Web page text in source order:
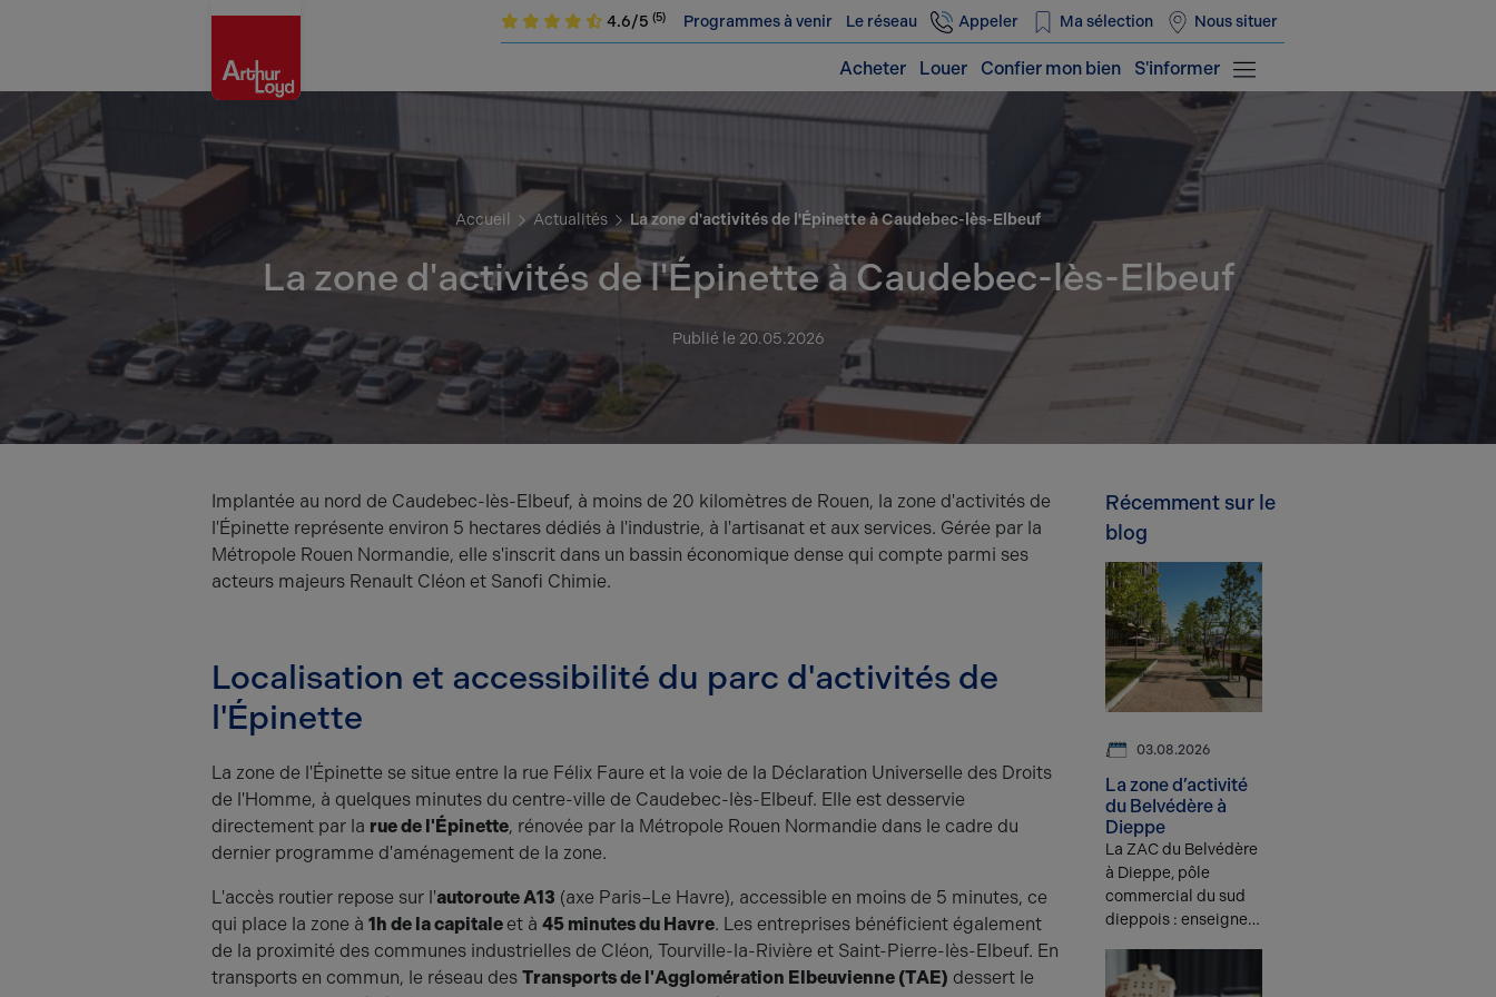
4.6/5 (5) Programmes à venir Le réseau Appeler Ma sélection Nous situer
Acheter Louer S'informer
Confier mon bien
Accueil Actualités La zone d'activités de l'Épinette à Caudebec-lès-Elbeuf
La zone d'activités de l'Épinette à Caudebec-lès-Elbeuf
Publié le 20.05.2026
Implantée au nord de Caudebec-lès-Elbeuf, à moins de 20 kilomètres de Rouen, la zone d'activités de
l'Épinette représente environ 5 hectares dédiés à l'industrie, à l'artisanat et aux services. Gérée par la
Métropole Rouen Normandie, elle s'inscrit dans un bassin économique dense qui compte parmi ses
acteurs majeurs Renault Cléon et Sanofi Chimie.
Localisation et accessibilité du parc d'activités de
l'Épinette
La zone de l'Épinette se situe entre la rue Félix Faure et la voie de la Déclaration Universelle des Droits
de l'Homme, à quelques minutes du centre-ville de Caudebec-lès-Elbeuf. Elle est desservie
directement par la rue de l'Épinette, rénovée par la Métropole Rouen Normandie dans le cadre du
dernier programme d'aménagement de la zone.
L'accès routier repose sur l'autoroute A13 (axe Paris–Le Havre), accessible en moins de 5 minutes, ce
qui place la zone à 1h de la capitaleet à 45 minutes du Havre. Les entreprises bénéficient également
de la proximité des communes industrielles de Cléon, Tourville-la-Rivière et Saint-Pierre-lès-Elbeuf. En
transports en commun, le réseau des Transports de l'Agglomération Elbeuvienne (TAE) dessert le
Récemment sur le
blog
03.08.2026
La zone d’activité
du Belvédère à
Dieppe
La ZAC du Belvédère
à Dieppe, pôle
commercial du sud
dieppois : enseignes
modernisation en
cours et atouts pour